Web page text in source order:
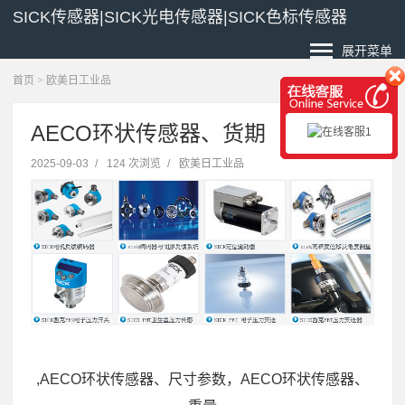
SICK传感器|SICK光电传感器|SICK色标传感器
展开菜单
首页 > 欧美日工业品
AECO环状传感器、货期
2025-09-03 / 124 次浏览 / 欧美日工业品
,AECO环状传感器、尺寸参数，AECO环状传感器、